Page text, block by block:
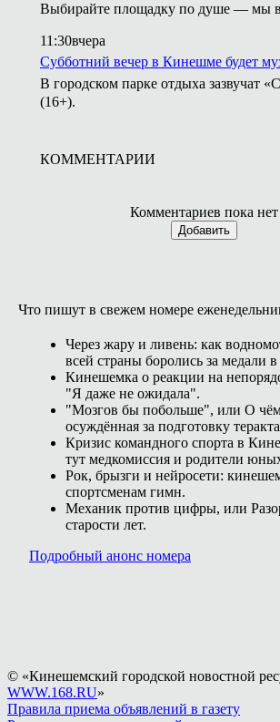
Выбирайте площадку по душе — мы
11:30вчера
Субботний вечер в Кинешме будет
В городском парке отдыха зазвучат
(16+).
КОММЕНТАРИИ
Комментариев пока нет
Добавить
Что пишут в свежем номере
Через жару и ливень: как
всей страны боролись за медали
Кинешемка о реакции на
"Я даже не ожидала".
"Мозгов бы побольше", или О
осуждённая за подготовку
Кризис командного спорта в
тут медкомиссия и родители
Рок, брызги и нейросети:
спортсменам гимн.
Механик против цифры, или
старости лет.
Подробный анонс номера
© «Кинешемский городской новостной
WWW.168.RU»
Правила приема объявлений в газету